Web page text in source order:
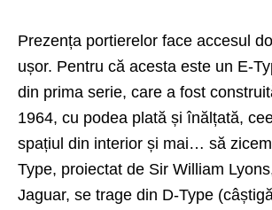
Prezența portierelor face accesul
ușor. Pentru că acesta este un E-
din prima serie, care a fost
1964, cu podea plată și înălțată,
spațiul din interior și mai… să
Type, proiectat de Sir William
Jaguar, se trage din D-Type